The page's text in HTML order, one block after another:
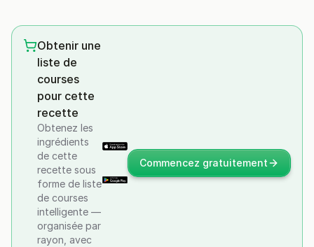
Obtenir une
liste de
courses
pour cette
recette
Obtenez les
ingrédients
de cette
recette sous
forme de liste
de courses
intelligente —
organisée par
rayon, avec
Commencez gratuitement